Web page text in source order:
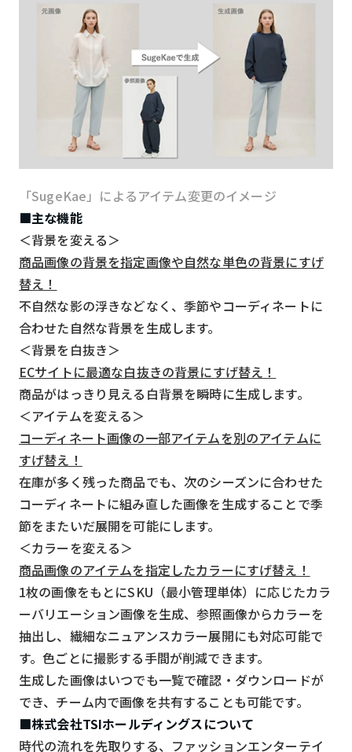
「SugeKae」によるアイテム変更のイメージ
■主な機能
＜背景を変える＞
商品画像の背景を指定画像や自然な単色の背景にすげ
替え！
不自然な影の浮きなどなく、季節やコーディネートに
合わせた自然な背景を生成します。
＜背景を白抜き＞
ECサイトに最適な白抜きの背景にすげ替え！
商品がはっきり見える白背景を瞬時に生成します。
＜アイテムを変える＞
コーディネート画像の一部アイテムを別のアイテムに
すげ替え！
在庫が多く残った商品でも、次のシーズンに合わせた
コーディネートに組み直した画像を生成することで季
節をまたいだ展開を可能にします。
＜カラーを変える＞
商品画像のアイテムを指定したカラーにすげ替え！
1枚の画像をもとにSKU（最小管理単体）に応じたカラ
ーバリエーション画像を生成、参照画像からカラーを
抽出し、繊細なニュアンスカラー展開にも対応可能で
す。色ごとに撮影する手間が削減できます。
生成した画像はいつでも一覧で確認・ダウンロードが
でき、チーム内で画像を共有することも可能です。
■株式会社TSIホールディングスについて
時代の流れを先取りする、ファッションエンターテイ